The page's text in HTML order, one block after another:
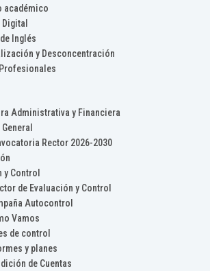
académico
Inglés
y Desconcentración
Administrativa y Financiera
Rector 2026-2030
y Control
de Evaluación y Control
Autocontrol
Vamos
de control
y planes
de Cuentas